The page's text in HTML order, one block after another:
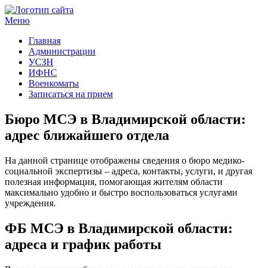
Меню
Главная
Администрации
УСЗН
ИФНС
Военкоматы
Записаться на прием
Бюро МСЭ в Владимирской области:
адрес ближайшего отдела
На данной странице отображены сведения о бюро медико-
социальной экспертизы – адреса, контакты, услуги, и другая
полезная информация, помогающая жителям области
максимально удобно и быстро воспользоваться услугами
учреждения.
ФБ МСЭ в Владимирской области:
адреса и график работы